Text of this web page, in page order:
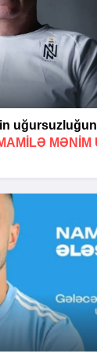
MƏNIM